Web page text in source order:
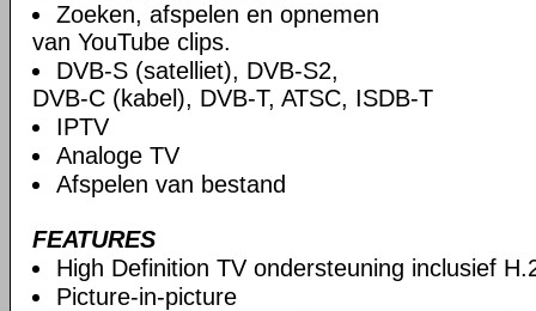
Zoeken, afspelen en opnemen
van YouTube clips.
DVB-S (satelliet), DVB-S2,
DVB-C (kabel), DVB-T, ATSC, ISDB-T
IPTV
Analoge TV
Afspelen van bestand
FEATURES
High Definition TV ondersteuning inclusief
Picture-in-picture